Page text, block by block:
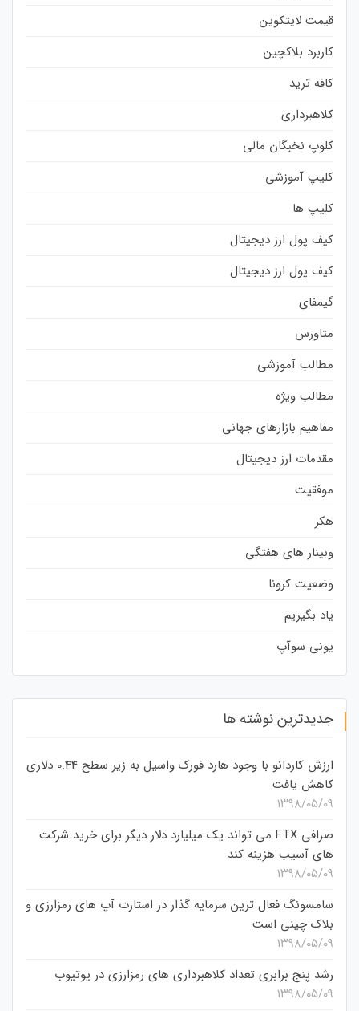
قیمت لایتکوین
کاربرد بلاکچین
کافه ترید
کلاهبرداری
کلوپ نخبگان مالی
کلیپ آموزشی
کلیپ ها
کیف پول ارز دیجیتال
کیف پول ارز دیجیتال
گیمفای
متاورس
مطالب آموزشی
مطالب ویژه
مفاهیم بازارهای جهانی
مقدمات ارز دیجیتال
موفقیت
هکر
وبینار های هفتگی
وضعیت کرونا
یاد بگیریم
یونی سوآپ
جدیدترین نوشته ها
ارزش کاردانو با وجود هارد فورک واسیل به زیر سطح 0.44 دلاری
کاهش یافت
۱۳۹۸/۰۵/۰۹
صرافی FTX می تواند یک میلیارد دلار دیگر برای خرید شرکت
های آسیب هزینه کند
۱۳۹۸/۰۵/۰۹
سامسونگ فعال‌ ترین سرمایه‌ گذار در استارت‌ آپ‌ های رمزارزی و
بلاک چینی است
۱۳۹۸/۰۵/۰۹
رشد پنج برابری تعداد کلاهبرداری های رمزارزی در یوتیوب
۱۳۹۸/۰۵/۰۹